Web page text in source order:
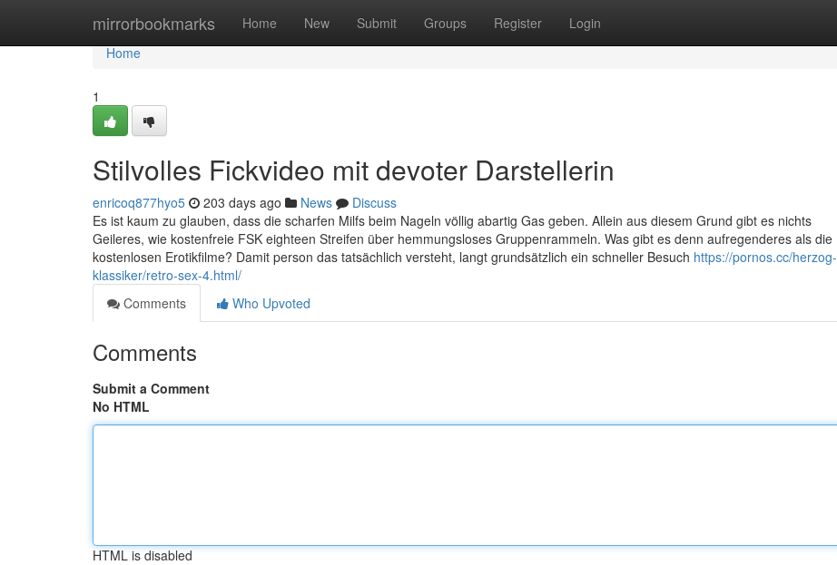
mirrorbookmarks Home New Submit Groups Register Login
Home
Home
1
Stilvolles Fickvideo mit devoter Darstellerin
enricoq877hyo5 203 days ago News
Discuss
Es ist kaum zu glauben, dass die scharfen Milfs beim Nageln völlig abartig Gas geben. Allein aus diesem Grund gibt es nichts
Geileres, wie kostenfreie FSK eighteen Streifen über hemmungsloses Gruppenrammeln. Was gibt es denn aufregenderes als die
kostenlosen Erotikfilme? Damit person das tatsächlich versteht, langt grundsätzlich ein schneller Besuch https://pornos.cc/herzog-
klassiker/retro-sex-4.html/
Comments
Who Upvoted
Comments
Submit a Comment
No HTML
HTML is disabled